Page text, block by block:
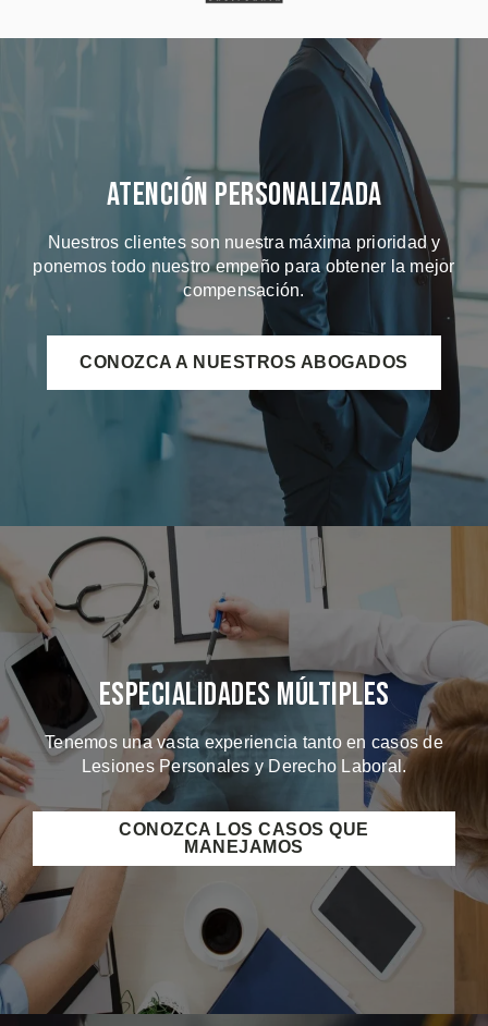
Atención Personalizada
Nuestros clientes son nuestra máxima prioridad y
ponemos todo nuestro empeño para obtener la mejor
compensación.
CONOZCA A NUESTROS ABOGADOS
Especialidades Múltiples
Tenemos una vasta experiencia tanto en casos de
Lesiones Personales y Derecho Laboral.
CONOZCA LOS CASOS QUE
MANEJAMOS